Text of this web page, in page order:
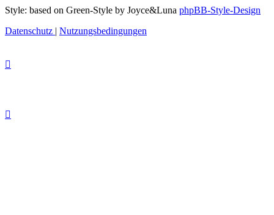
Style: based on Green-Style by Joyce&Luna phpBB-Style-Design
Datenschutz | Nutzungsbedingungen